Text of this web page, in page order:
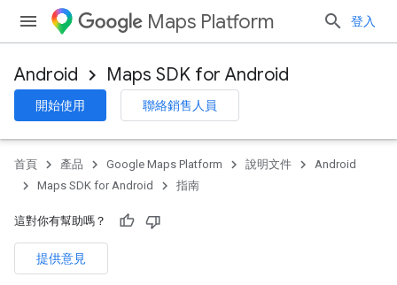
Maps Platform 登入
Android Maps SDK for Android
開始使用 聯絡銷售人員
首頁 產品 Google Maps Platform 說明文件
Android
Maps SDK for Android
指南
這對你有幫助嗎？
提供意見